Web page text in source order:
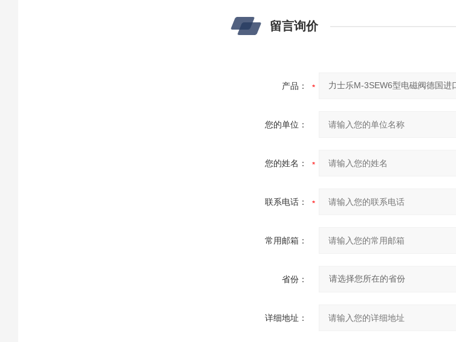
留言询价
产品：
您的单位：
您的姓名：
联系电话：
常用邮箱：
省份：
详细地址：